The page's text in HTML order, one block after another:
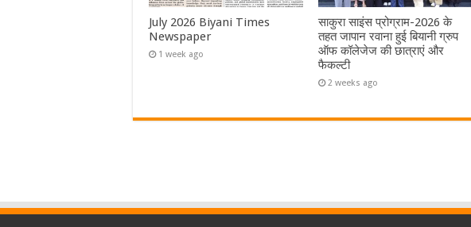
July 2026 Biyani Times
Newspaper
1 week ago
साकुरा साइंस प्रोग्राम-2026 के
तहत जापान रवाना हुई बियानी ग्रुप
ऑफ कॉलेजेज की छात्राएं और
फैकल्टी
2 weeks ago